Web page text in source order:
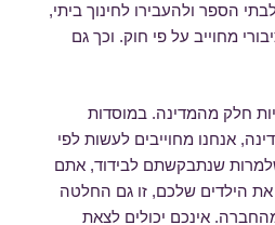
הספר ולהעבירו לחינוך ביתי,
מחוייב על פי חוק. וכך גם
חלק מהמדינה. במוסדות
אנחנו מחוייבים לעשות לפי
שנתבקשתם לבידוד, אתם
הילדים שלכם, זו גם החלטה
אינכם יכולים לצאת